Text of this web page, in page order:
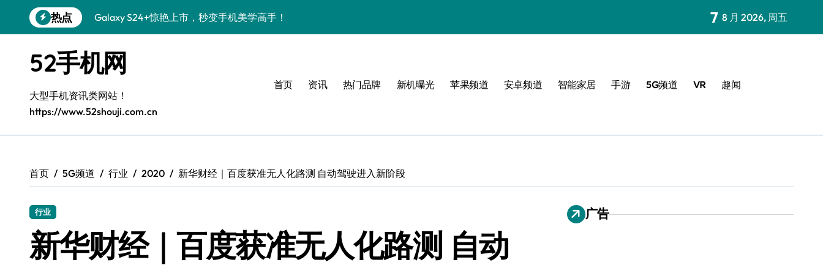
到
热点
Galaxy S24+惊艳上市，秒变手机美学高手！
Galaxy A56 5G登场，时尚旗舰新体验！
Galaxy Z Flip6：折叠时尚，尽享炫美新体验
三星Galaxy S26发布：一键解锁个性美
Galaxy S25美颜秘籍：个性定制炫酷玩法
Galaxy C55 5G登场，演绎三星美学新巅峰！
Galaxy S25 Ultra颜值封神！定制主题潮爆了！
7 8 月 2026, 周五
52手机网
大型手机资讯类网站！
https://www.52shouji.com.cn
首页 资讯 热门品牌 新机曝光 苹果频道 安卓频道 智能家居 手游 5G频道 VR 趣闻
首页 5G频道 行业 2020 新华财经｜百度获准无人化路测 自动驾驶进入新阶段
行业
新华财经｜百度获准无人化路测 自动
广告